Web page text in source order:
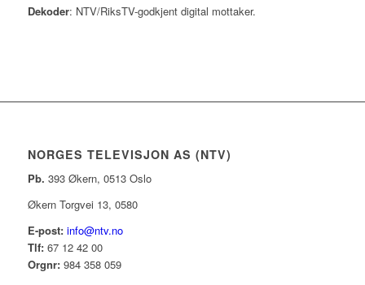
Dekoder: NTV/RiksTV-godkjent digital mottaker.
NORGES TELEVISJON AS (NTV)
Pb. 393 Økern, 0513 Oslo
Økern Torgvei 13, 0580
E-post: info@ntv.no
Tlf:67 12 42 00
Orgnr:984 358 059